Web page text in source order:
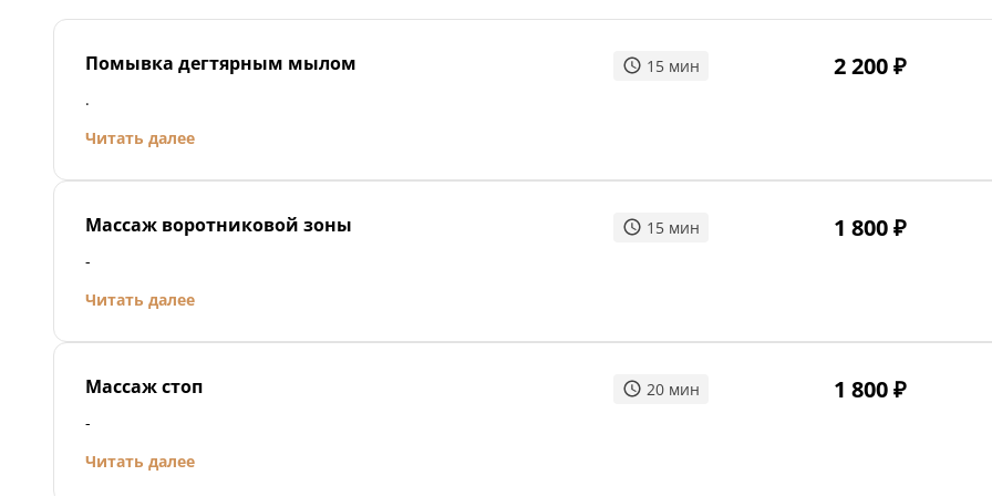
Помывка дегтярным мылом
.
Читать далее
15 мин 2 200₽
Массаж воротниковой зоны
-
Читать далее
15 мин 1 800₽
Массаж стоп
-
Читать далее
20 мин 1 800₽